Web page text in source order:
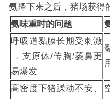
氨降下来之后，猪场获得
氨味重时的问题
呼吸道黏膜长期受刺激
→ 支原体/传胸/萎鼻更
易爆发
高密度下猪躁动不安、